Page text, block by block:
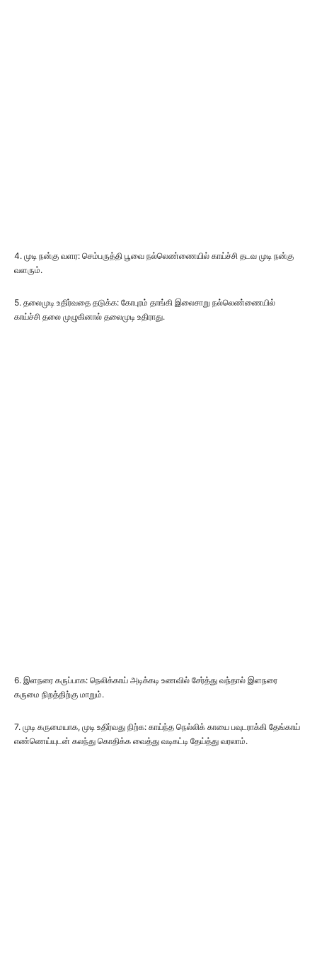
4. முடி நன்கு வளர: செம்பருத்தி பூவை நல்லெண்ணையில் காய்ச்சி தடவ முடி நன்கு
வளரும்.
5. தலைமுடி உதிர்வதை தடுக்க: கோபுரம் தாங்கி இலைசாறு நல்லெண்ணையில்
காய்ச்சி தலை முழுகினால் தலைமுடி உதிராது.
6. இளநரை கருப்பாக: நெலிக்காய் அடிக்கடி உணவில் சேர்த்து வந்தால் இளநரை
கருமை நிறத்திற்கு மாறும்.
7. முடி கருமையாக, முடி உதிர்வது நிற்க: காய்ந்த நெல்லிக் காயை பவுடராக்கி தேங்காய்
எண்ணெய்யுடன் கலந்து கொதிக்க வைத்து வடிகட்டி தேய்த்து வரலாம்.